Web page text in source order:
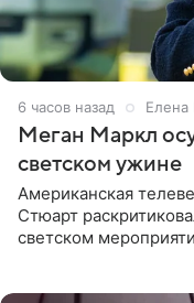
6 часов назад
Меган Маркл
светском ужине
Американская
Стюарт
светском